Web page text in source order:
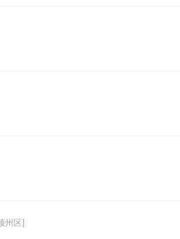
州区]